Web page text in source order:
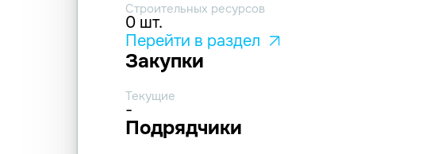
Строительных ресурсов
0 шт.
Перейти в раздел
Закупки
Текущие
-
Подрядчики